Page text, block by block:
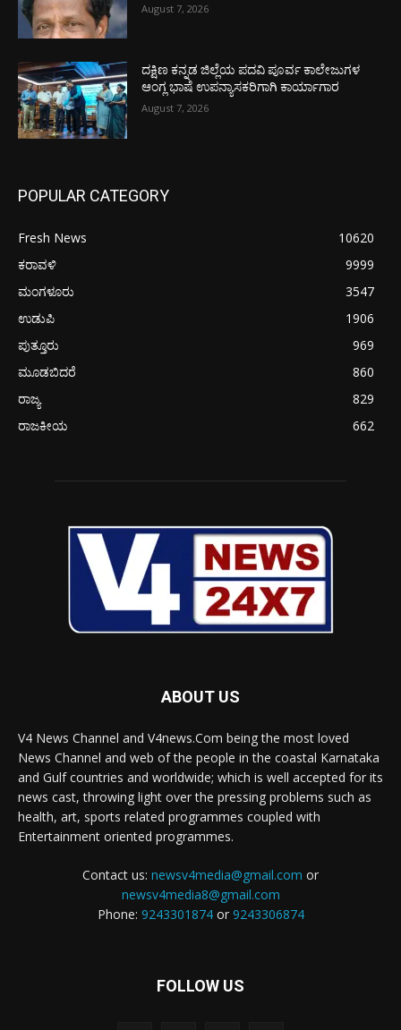
August 7, 2026
ದಕ್ಷಿಣ ಕನ್ನಡ ಜಿಲ್ಲೆಯ ಪದವಿ ಪೂರ್ವ ಕಾಲೇಜುಗಳ
ಆಂಗ್ಲ ಭಾಷೆ ಉಪನ್ಯಾಸಕರಿಗಾಗಿ ಕಾರ್ಯಾಗಾರ
August 7, 2026
POPULAR CATEGORY
Fresh News
10620
ಕರಾವಳಿ
9999
ಮಂಗಳೂರು
3547
ಉಡುಪಿ
1906
ಪುತ್ತೂರು
969
ಮೂಡಬಿದರೆ
860
ರಾಜ್ಯ
829
ರಾಜಕೀಯ
662
ABOUT US
V4 News Channel and V4news.Com being the most loved
News Channel and web of the people in the coastal Karnataka
and Gulf countries and worldwide; which is well accepted for its
news cast, throwing light over the pressing problems such as
health, art, sports related programmes coupled with
Entertainment oriented programmes.
Contact us: newsv4media@gmail.com or
newsv4media8@gmail.com
Phone: 9243301874or 9243306874
FOLLOW US